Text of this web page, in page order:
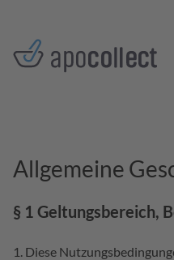
Allgemeine
§ 1 Geltungsbereich,
Diese